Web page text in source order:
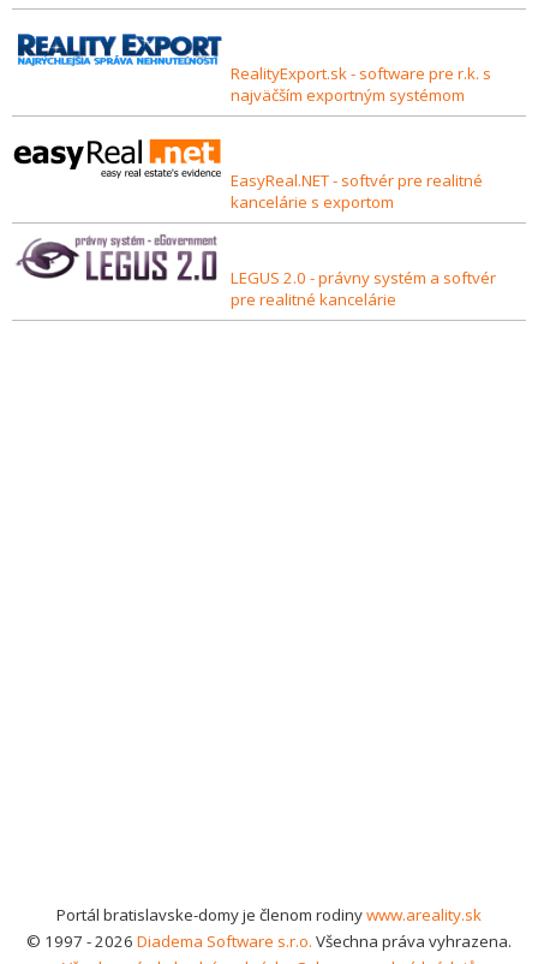
RealityExport.sk - software pre r.k. s
najväčším exportným systémom
EasyReal.NET - softvér pre realitné
kancelárie s exportom
LEGUS 2.0 - právny systém a softvér
pre realitné kancelárie
Portál bratislavske-domy je členom rodinywww.areality.sk
© 1997 - 2026 Diadema Software s.r.o. Všechna práva vyhrazena.